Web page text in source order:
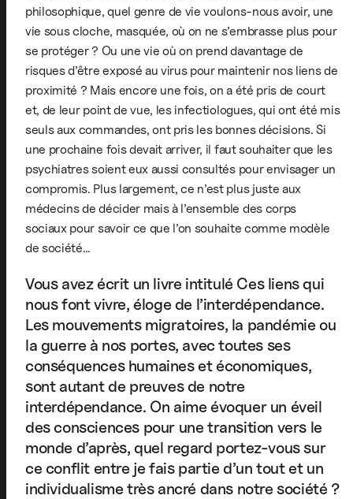
philosophique, quel genre de vie voulons-nous avoir, une
vie sous cloche, masquée, où on ne s’embrasse plus pour
se protéger ? Ou une vie où on prend davantage de
risques d’être exposé au virus pour maintenir nos liens de
proximité ? Mais encore une fois, on a été pris de court
et, de leur point de vue, les infectiologues, qui ont été mis
seuls aux commandes, ont pris les bonnes décisions. Si
une prochaine fois devait arriver, il faut souhaiter que les
psychiatres soient eux aussi consultés pour envisager un
compromis. Plus largement, ce n’est plus juste aux
médecins de décider mais à l’ensemble des corps
sociaux pour savoir ce que l’on souhaite comme modèle
de société…
Vous avez écrit un livre intitulé Ces liens qui
nous font vivre, éloge de l’interdépendance.
Les mouvements migratoires, la pandémie ou
la guerre à nos portes, avec toutes ses
conséquences humaines et économiques,
sont autant de preuves de notre
interdépendance. On aime évoquer un éveil
des consciences pour une transition vers le
monde d’après, quel regard portez-vous sur
ce conflit entre je fais partie d’un tout et un
individualisme très ancré dans notre société ?